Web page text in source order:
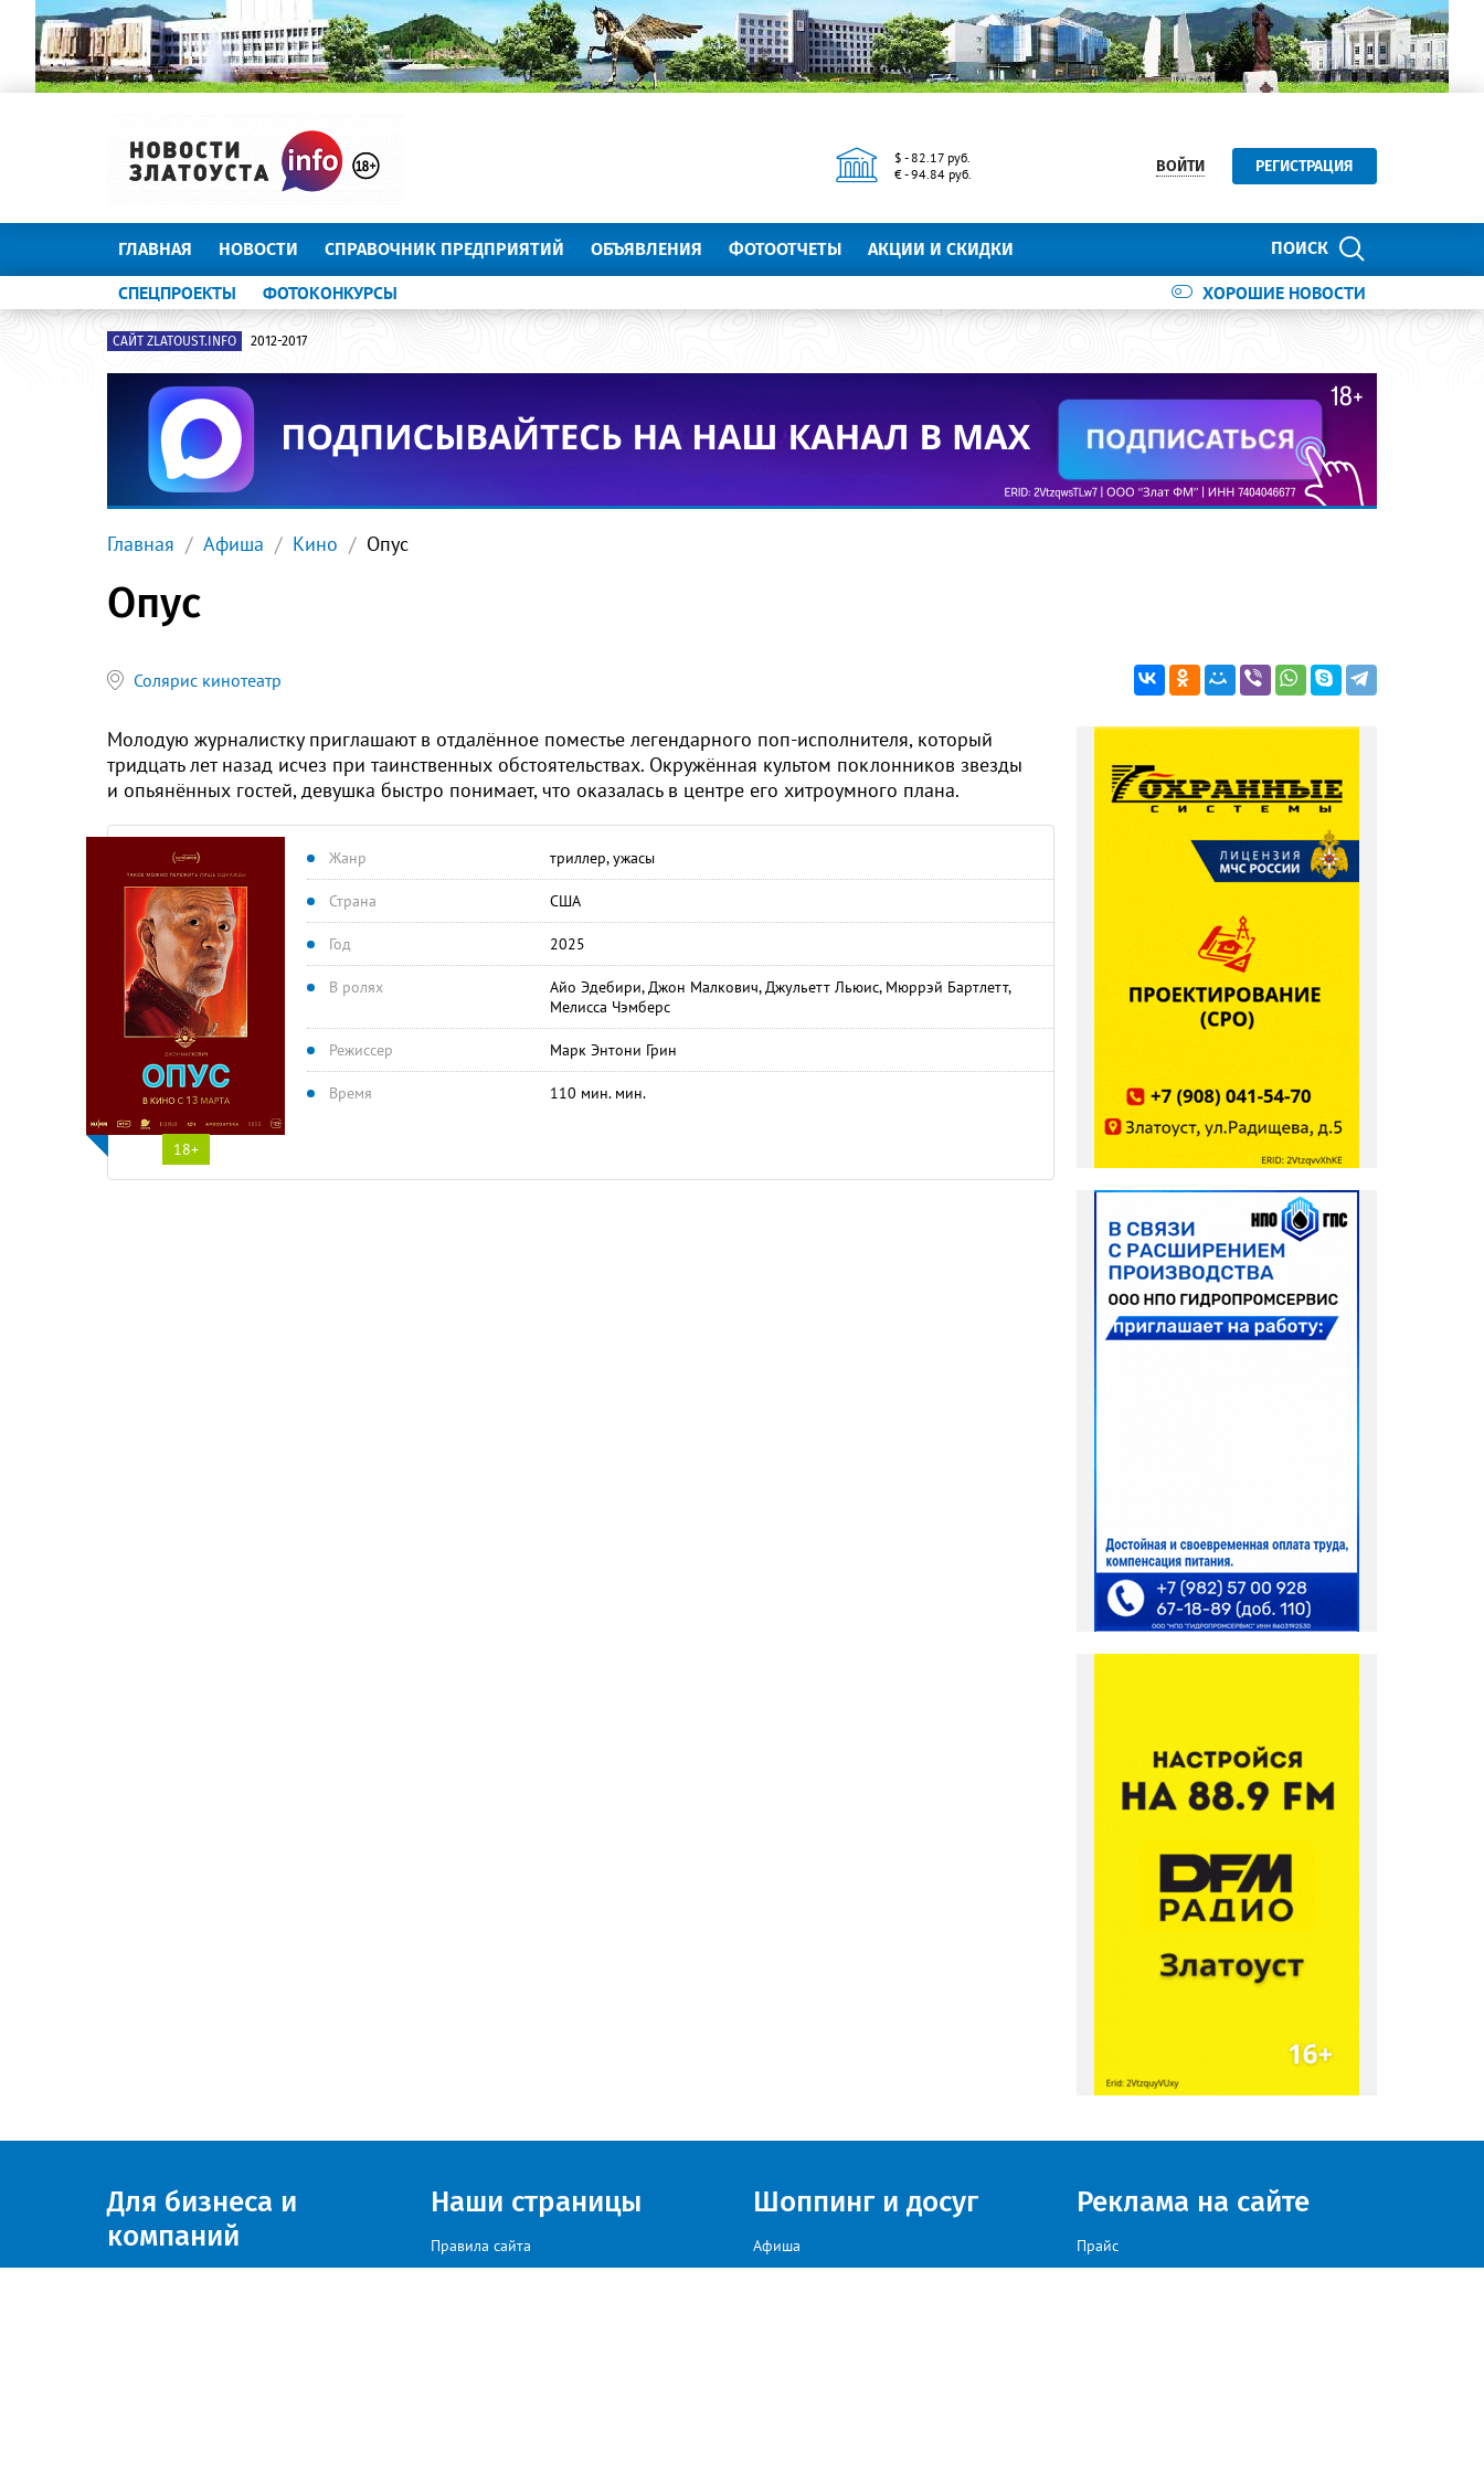
$ - 82.17 руб.
€ - 94.84 руб.
ВОЙТИ РЕГИСТРАЦИЯ
ПОИСК
ГЛАВНАЯ НОВОСТИ СПРАВОЧНИК ПРЕДПРИЯТИЙ ОБЪЯВЛЕНИЯ ФОТООТЧЕТЫ АКЦИИ И СКИДКИ
ХОРОШИЕ НОВОСТИ
СПЕЦПРОЕКТЫ ФОТОКОНКУРСЫ
САЙТ ZLATOUST.INFO 2012-2017
Главная Афиша Кино Опус
Опус
Солярис кинотеатр
Молодую журналистку приглашают в отдалённое поместье легендарного поп-исполнителя, который
тридцать лет назад исчез при таинственных обстоятельствах. Окружённая культом поклонников звезды
и опьянённых гостей, девушка быстро понимает, что оказалась в центре его хитроумного плана.
18+
Жанр триллер, ужасы
Страна США
Год 2025
В ролях
Айо Эдебири, Джон Малкович, Джульетт Льюис, Мюррэй Бартлетт,
Мелисса Чэмберс
Режиссер Марк Энтони Грин
Время 110 мин. мин.
Для бизнеса и
компаний
Наши страницы
Правила сайта
Шоппинг и досуг
Афиша
Реклама на сайте
Прайс